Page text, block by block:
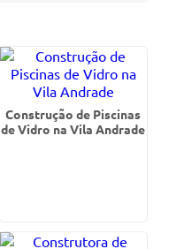
Construção de Piscinas
de Vidro na Vila Andrade